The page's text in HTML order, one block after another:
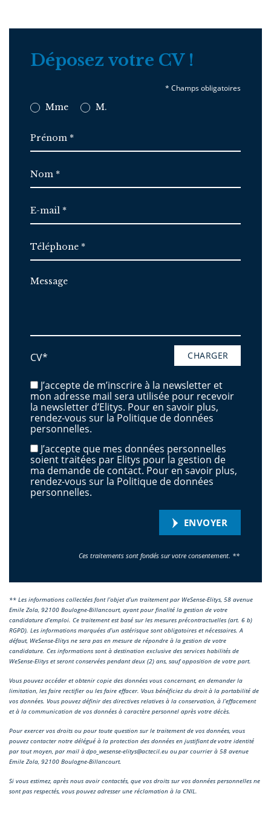
Déposez votre CV !
Mme M.
CHARGER
CV*
J’accepte de m’inscrire à la newsletter et
mon adresse mail sera utilisée pour recevoir
la newsletter d’Elitys. Pour en savoir plus,
rendez-vous sur la Politique de données
personnelles.
J’accepte que mes données personnelles
soient traitées par Elitys pour la gestion de
ma demande de contact. Pour en savoir plus,
rendez-vous sur la Politique de données
personnelles.
ENVOYER
** Les informations collectées font l’objet d’un traitement par WeSense-Elitys, 58 avenue
Emile Zola, 92100 Boulogne-Billancourt, ayant pour finalité la gestion de votre
candidature d’emploi. Ce traitement est basé sur les mesures précontractuelles (art. 6 b)
RGPD). Les informations marquées d’un astérisque sont obligatoires et nécessaires. A
défaut, WeSense-Elitys ne sera pas en mesure de répondre à la gestion de votre
candidature. Ces informations sont à destination exclusive des services habilités de
WeSense-Elitys et seront conservées pendant deux (2) ans, sauf opposition de votre part.
Vous pouvez accéder et obtenir copie des données vous concernant, en demander la
limitation, les faire rectifier ou les faire effacer. Vous bénéficiez du droit à la portabilité de
vos données. Vous pouvez définir des directives relatives à la conservation, à l’effacement
et à la communication de vos données à caractère personnel après votre décès.
Pour exercer vos droits ou pour toute question sur le traitement de vos données, vous
pouvez contacter notre délégué à la protection des données en justifiant de votre identité
par tout moyen, par mail à dpo_wesense-elitys@actecil.eu ou par courrier à 58 avenue
Emile Zola, 92100 Boulogne-Billancourt.
Si vous estimez, après nous avoir contactés, que vos droits sur vos données personnelles ne
sont pas respectés, vous pouvez adresser une réclamation à la CNIL.